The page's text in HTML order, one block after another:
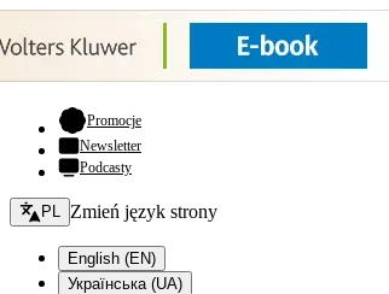
Promocje- otwiera się w nowej karcie
Newsletter
Podcasty
Zmień język - bieżący:
PL Zmień język strony
English (EN)
Українська (UA)